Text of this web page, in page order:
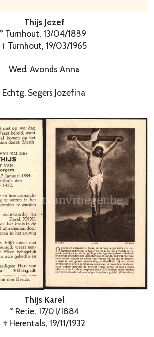
Thijs Jozef
° Turnhout, 13/04/1889
† Turnhout, 19/03/1965
Wed. Avonds Anna
Echtg. Segers Jozefina
Thijs Karel
° Retie, 17/01/1884
† Herentals, 19/11/1932